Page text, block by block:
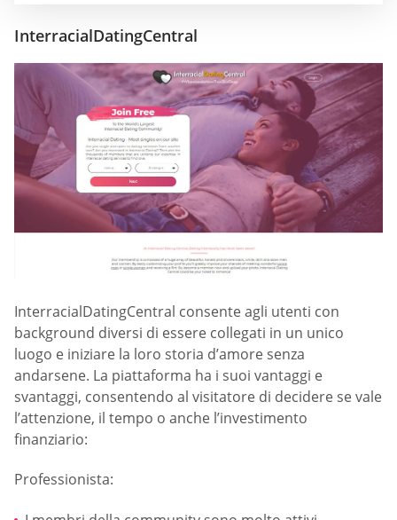
InterracialDatingCentral
InterracialDatingCentral consente agli utenti con
background diversi di essere collegati in un unico
luogo e iniziare la loro storia d’amore senza
andarsene. La piattaforma ha i suoi vantaggi e
svantaggi, consentendo al visitatore di decidere se vale
l’attenzione, il tempo o anche l’investimento
finanziario:
Professionista: